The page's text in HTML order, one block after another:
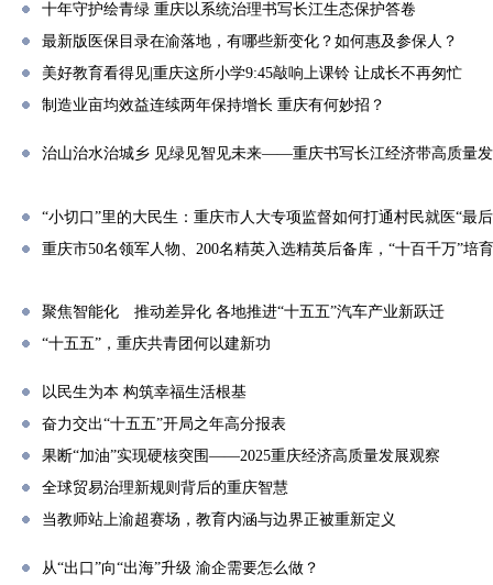
十年守护绘青绿 重庆以系统治理书写长江生态保护答卷
最新版医保目录在渝落地，有哪些新变化？如何惠及参保人？
美好教育看得见|重庆这所小学9:45敲响上课铃 让成长不再匆忙
制造业亩均效益连续两年保持增长 重庆有何妙招？
治山治水治城乡 见绿见智见未来——重庆书写长江经济带高质量发
“小切口”里的大民生：重庆市人大专项监督如何打通村民就医“最
重庆市50名领军人物、200名精英入选精英后备库，“十百千万”培
聚焦智能化 推动差异化 各地推进“十五五”汽车产业新跃迁
“十五五”，重庆共青团何以建新功
以民生为本 构筑幸福生活根基
奋力交出“十五五”开局之年高分报表
果断“加油”实现硬核突围——2025重庆经济高质量发展观察
全球贸易治理新规则背后的重庆智慧
当教师站上渝超赛场，教育内涵与边界正被重新定义
从“出口”向“出海”升级 渝企需要怎么做？